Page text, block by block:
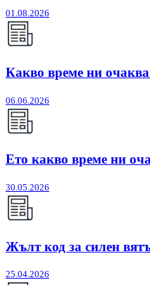
01.08.2026
Какво време ни
06.06.2026
Ето какво време ни
30.05.2026
Жълт код за силен
25.04.2026